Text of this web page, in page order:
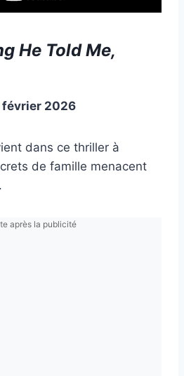
He Told Me,
février 2026
dans ce thriller à
de famille menacent
après la publicité